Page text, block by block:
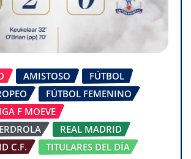
AMISTOSO
FÚTBOL
FÚTBOL FEMENINO
F MOEVE
REAL MADRID
C.F.
TITULARES DEL DÍA